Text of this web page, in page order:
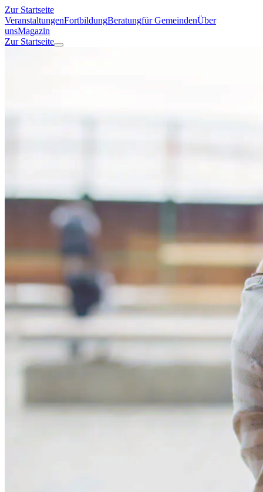
Zur Startseite
VeranstaltungenFortbildungBeratungfür GemeindenÜber
unsMagazin
Zur Startseite